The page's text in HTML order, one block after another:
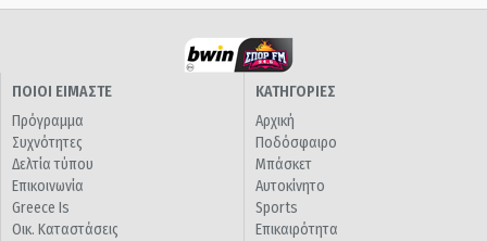
ΠΟΙΟΙ ΕΙΜΑΣΤΕ
Πρόγραμμα
Συχνότητες
Δελτία τύπου
Επικοινωνία
Greece Is
Οικ. Καταστάσεις
ΚΑΤΗΓΟΡΙΕΣ
Αρχική
Ποδόσφαιρο
Μπάσκετ
Αυτοκίνητο
Sports
Επικαιρότητα